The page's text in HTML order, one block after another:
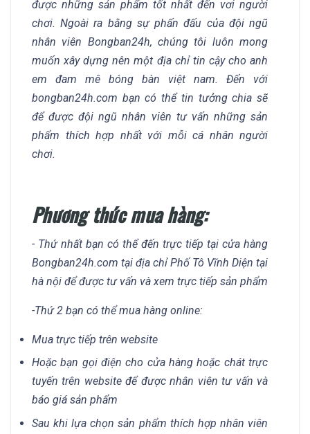
được những sản phẩm tốt nhất đến vơi người
chơi. Ngoài ra bằng sự phấn đấu của đội ngũ
nhân viên Bongban24h, chúng tôi luôn mong
muốn xây dựng nên một địa chỉ tin cậy cho anh
em đam mê bóng bàn việt nam. Đến với
bongban24h.com bạn có thể tin tưởng chia sẽ
để được đội ngũ nhân viên tư vấn những sản
phẩm thích hợp nhất với mỗi cá nhân người
chơi.
Phương thức mua hàng:
- Thứ nhất bạn có thể đến trực tiếp tại cửa hàng
Bongban24h.com tại địa chỉ Phố Tô Vĩnh Diện tại
hà nội để được tư vấn và xem trực tiếp sản phẩm
-Thứ 2 bạn có thể mua hàng online:
Mua trực tiếp trên website
Hoặc bạn gọi điện cho cửa hàng hoặc chát trực
tuyến trên website để được nhân viên tư vấn và
báo giá sản phẩm
Sau khi lựa chọn sản phẩm thích hợp nhân viên